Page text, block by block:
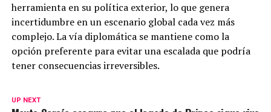
herramienta en su política exterior, lo que genera
incertidumbre en un escenario global cada vez más
complejo. La vía diplomática se mantiene como la
opción preferente para evitar una escalada que podría
tener consecuencias irreversibles.
UP NEXT